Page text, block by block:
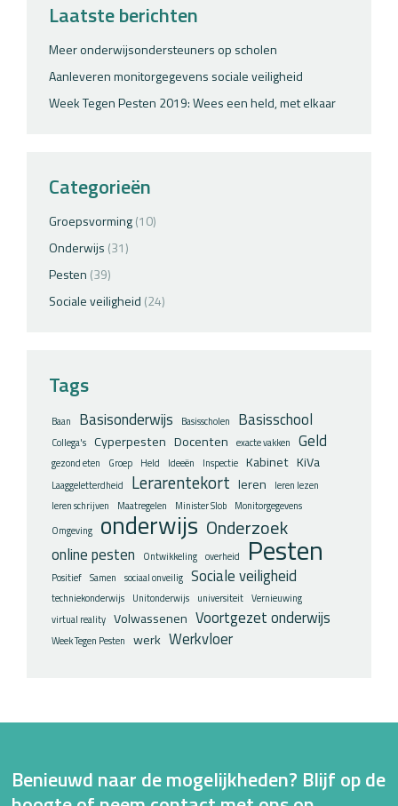
Laatste berichten
Meer onderwijsondersteuners op scholen
Aanleveren monitorgegevens sociale veiligheid
Week Tegen Pesten 2019: Wees een held, met elkaar
Categorieën
Groepsvorming(10)
Onderwijs (31)
Pesten (39)
Sociale veiligheid (24)
Tags
Baan Basisonderwijs Basisscholen Basisschool
Collega's Cyperpesten Docenten exacte vakken Geld
gezond eten Groep Held Ideeën Inspectie Kabinet KiVa
Laaggeletterdheid Lerarentekort leren
leren lezen
leren schrijven
Maatregelen Minister Slob
Monitorgegevens
Omgeving
onderwijs Onderzoek
online pesten Ontwikkeling overheid Pesten
Positief Samen sociaal onveilig Sociale veiligheid
techniekonderwijs Unitonderwijs universiteit Vernieuwing
virtual reality Volwassenen Voortgezet onderwijs
Week Tegen Pesten werk Werkvloer
Benieuwd naar de mogelijkheden? Blijf op de